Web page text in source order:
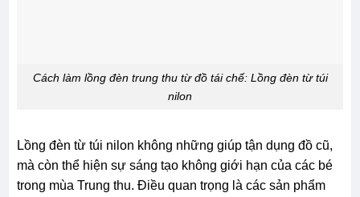
Cách làm lồng đèn trung thu từ đồ tái chế: Lồng đèn từ túi
nilon
Lồng đèn từ túi nilon không những giúp tận dụng đồ cũ,
mà còn thể hiện sự sáng tạo không giới hạn của các bé
trong mùa Trung thu. Điều quan trọng là các sản phẩm